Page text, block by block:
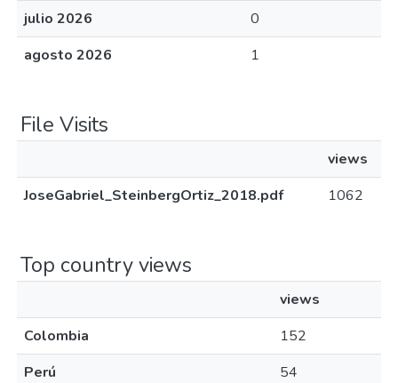
julio 2026
0
agosto 2026
1
File Visits
views
JoseGabriel_SteinbergOrtiz_2018.pdf
1062
Top country views
views
Colombia
152
Perú
54